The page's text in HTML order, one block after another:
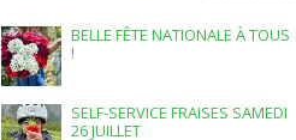
BELLE FÊTE NATIONALE À TOUS
!
SELF-SERVICE FRAISES SAMEDI
26 JUILLET